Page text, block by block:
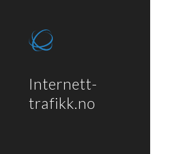
Internett-
trafikk.no